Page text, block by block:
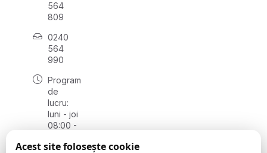
564
809
0240
564
990
Program
de
lucru:
luni - joi
08:00 -
vineri
Acest site folosește cookie